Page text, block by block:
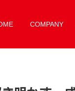
COMPANY